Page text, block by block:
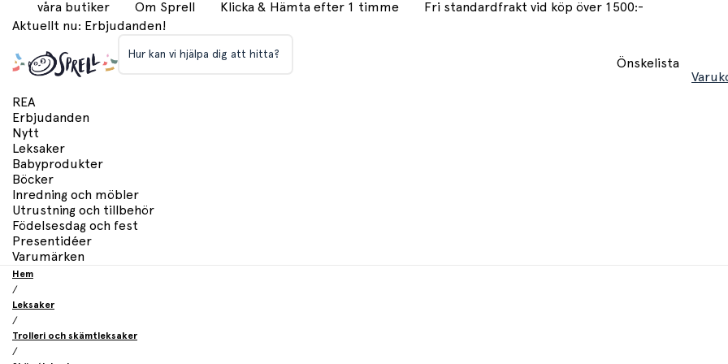
våra butiker Om Sprell Klicka & Hämta efter 1 timme
Fri standardfrakt vid köp över 1500:-
Aktuellt nu: Erbjudanden!
Hur kan vi hjälpa dig att hitta?
Önskelista
REA
Erbjudanden
Nytt
Leksaker
Babyprodukter
Böcker
Inredning och möbler
Utrustning och tillbehör
Födelsesdag och fest
Presentidéer
Varumärken
Hem
/
Leksaker
/
Trolleri och skämtleksaker
/